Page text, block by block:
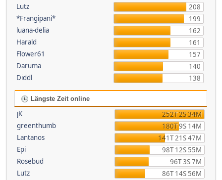
Lutz
208
*Frangipani*
199
luana-delia
162
Harald
161
Flower61
157
Daruma
140
Diddl
138
Längste Zeit online
jK
252T 2S 34M
greenthumb
180T 9S 14M
Lantanos
141T 21S 47M
Epi
98T 12S 55M
Rosebud
96T 3S 7M
Lutz
86T 14S 56M